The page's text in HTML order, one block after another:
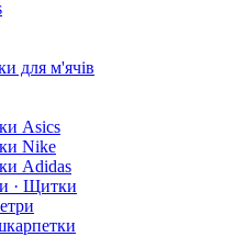
для м'ячів
Asics
Nike
Adidas
· Щитки